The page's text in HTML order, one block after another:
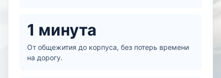
1 минута
От общежития до корпуса, без потерь времени
на дорогу.